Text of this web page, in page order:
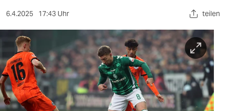
sport
berlin
nord
wahrheit
verlag
6.4.2025 17:43 Uhr teilen